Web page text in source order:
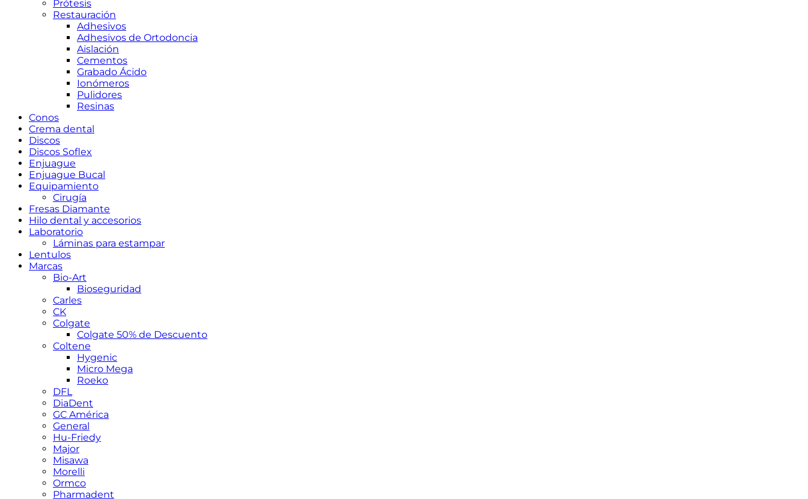
Prótesis
Restauración
Adhesivos
Adhesivos de Ortodoncia
Aislación
Cementos
Grabado Ácido
Ionómeros
Pulidores
Resinas
Conos
Crema dental
Discos
Discos Soflex
Enjuague
Enjuague Bucal
Equipamiento
Cirugía
Fresas Diamante
Hilo dental y accesorios
Laboratorio
Láminas para estampar
Lentulos
Marcas
Bio-Art
Bioseguridad
Carles
CK
Colgate
Colgate 50% de Descuento
Coltene
Hygenic
Micro Mega
Roeko
DFL
DiaDent
GC América
General
Hu-Friedy
Major
Misawa
Morelli
Ormco
Pharmadent